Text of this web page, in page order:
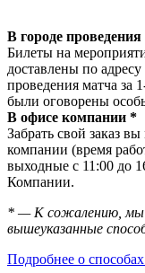
В городе
Билеты на
доставлены по
проведения матча за
были оговорены
В офисе компании *
Забрать свой заказ
компании (время
выходные с 11:00 до
Компании.
* — К сожалению, мы
вышеуказанные
Подробнее о